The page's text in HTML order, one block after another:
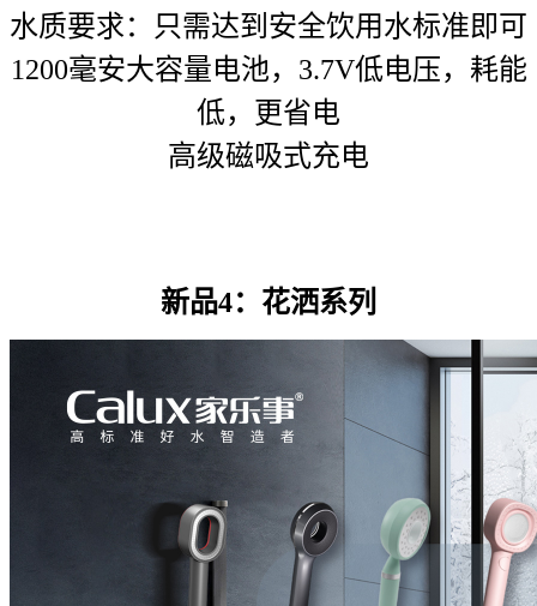
水质要求：只需达到安全饮用水标准即可
1200毫安大容量电池，3.7V低电压，耗能
低，更省电
高级磁吸式充电
新品4：花洒系列